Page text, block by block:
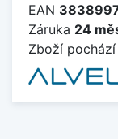
EAN
Záruka 24
Zboží